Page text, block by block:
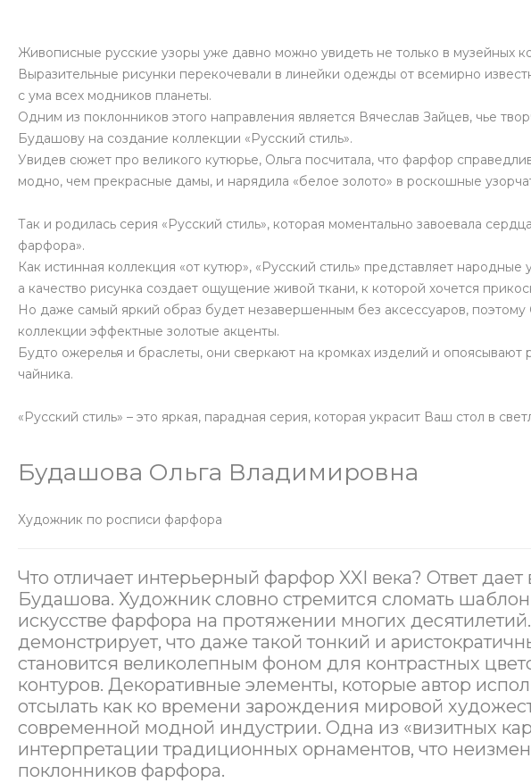
Живописные русские узоры уже давно можно увидеть не только в музейных
Выразительные рисунки перекочевали в линейки одежды от всемирно
с ума всех модников планеты.
Одним из поклонников этого направления является Вячеслав Зайцев, чье
Будашову на создание коллекции «Русский стиль».
Увидев сюжет про великого кутюрье, Ольга посчитала, что фарфор
модно, чем прекрасные дамы, и нарядила «белое золото» в роскошные
Так и родилась серия «Русский стиль», которая моментально завоевала
фарфора».
Как истинная коллекция «от кутюр», «Русский стиль» представляет
а качество рисунка создает ощущение живой ткани, к которой хочется
Но даже самый яркий образ будет незавершенным без аксессуаров,
коллекции эффектные золотые акценты.
Будто ожерелья и браслеты, они сверкают на кромках изделий и опоясывают
чайника.
«Русский стиль» – это яркая, парадная серия, которая украсит Ваш стол в
Будашова Ольга Владимировна
Художник по росписи фарфора
Что отличает интерьерный фарфор XXI века? Ответ дает
Будашова. Художник словно стремится сломать
искусстве фарфора на протяжении многих
демонстрирует, что даже такой тонкий и
становится великолепным фоном для контрастных
контуров. Декоративные элементы, которые автор
отсылать как ко времени зарождения мировой
современной модной индустрии. Одна из «визитных
интерпретации традиционных орнаментов, что
поклонников фарфора.